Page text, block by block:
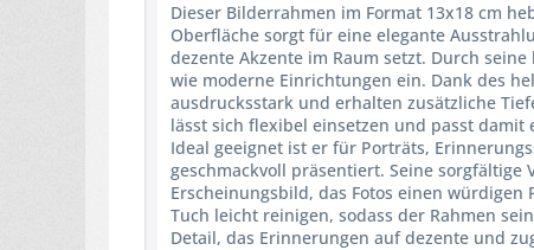
Dieser Bilderrahmen im Format 13x18 cm
Oberfläche sorgt für eine elegante
dezente Akzente im Raum setzt. Durch
wie moderne Einrichtungen ein. Dank des
ausdrucksstark und erhalten zusätzliche
lässt sich flexibel einsetzen und passt damit
Ideal geeignet ist er für Porträts,
geschmackvoll präsentiert. Seine
Erscheinungsbild, das Fotos einen
Tuch leicht reinigen, sodass der Rahmen
Detail, das Erinnerungen auf dezente und